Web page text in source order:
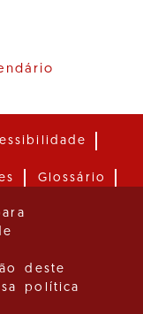
Glossário
com
I.P.
deste
política